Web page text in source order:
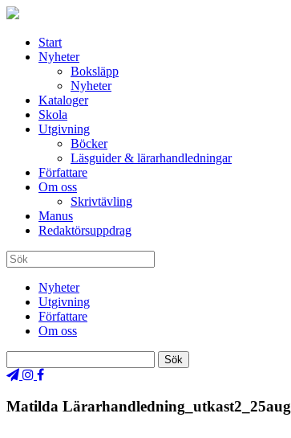
Start
Nyheter
Boksläpp
Nyheter
Kataloger
Skola
Utgivning
Böcker
Läsguider & lärarhandledningar
Författare
Om oss
Skrivtävling
Manus
Redaktörsuppdrag
Nyheter
Utgivning
Författare
Om oss
Matilda Lärarhandledning_utkast2_25aug